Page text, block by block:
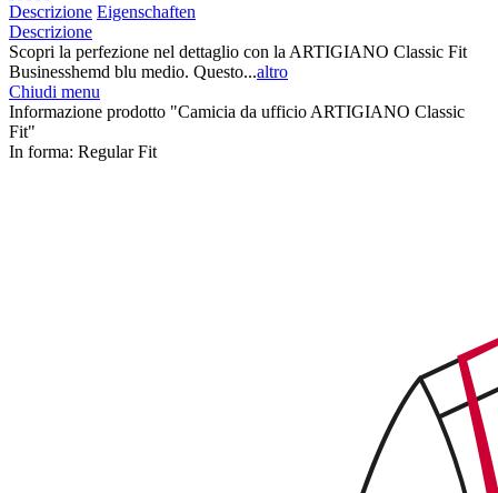
Descrizione Eigenschaften
Descrizione
Scopri la perfezione nel dettaglio con la ARTIGIANO Classic Fit
Businesshemd blu medio. Questo...altro
Chiudi menu
Informazione prodotto "Camicia da ufficio ARTIGIANO Classic
Fit"
In forma: Regular Fit